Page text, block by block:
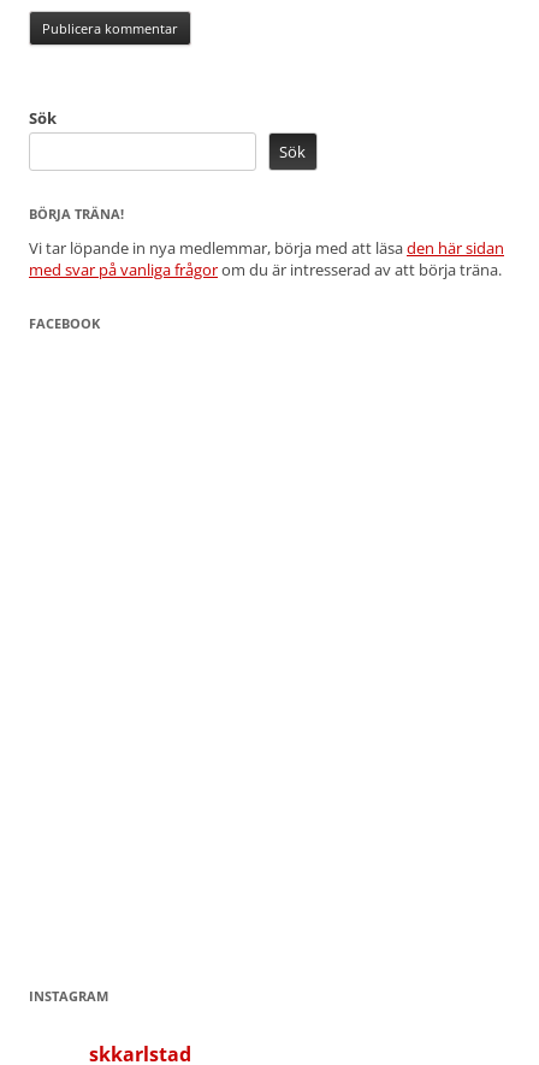
Sök
Sök
BÖRJA TRÄNA!
Vi tar löpande in nya medlemmar, börja med att läsaden här sidan
med svar på vanliga frågorom du är intresserad av att börja träna.
FACEBOOK
INSTAGRAM
skkarlstad